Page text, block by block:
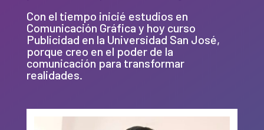
Con el tiempo inicié estudios en
Comunicación Gráfica y hoy curso
Publicidad en la Universidad San José,
porque creo en el poder de la
comunicación para transformar
realidades.